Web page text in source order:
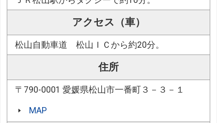
アクセス（車）
松山自動車道 松山ＩＣから約20分。
住所
〒790-0001 愛媛県松山市一番町３－３－１
MAP